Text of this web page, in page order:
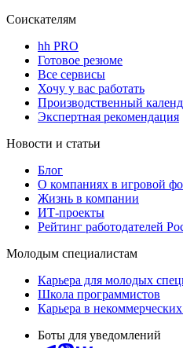
Соискателям
hh PRO
Готовое резюме
Все сервисы
Хочу у вас работать
Производственный
Экспертная рекомендация
Новости и статьи
Блог
О компаниях в игровой
Жизнь в компании
ИТ-проекты
Рейтинг работодателей
Молодым специалистам
Карьера для молодых
Школа программистов
Карьера в
Боты для уведомлений